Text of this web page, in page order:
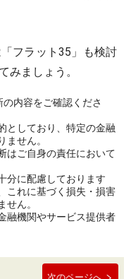
フラット35」も検討
みましょう。
内容をご確認くださ
としており、特定の金融
せん。
はご自身の責任において
分に配慮しております
これに基づく損失・損害
せん。
融機関やサービス提供者